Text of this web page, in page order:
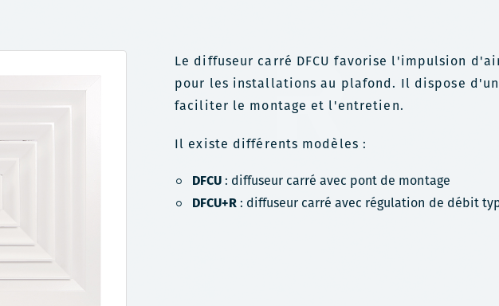
Le diffuseur carré DFCU favorise l'impulsion
pour les installations au plafond. Il dispose
faciliter le montage et l'entretien.
Il existe différents modèles :
DFCU : diffuseur carré avec pont de montage
DFCU+R : diffuseur carré avec régulation de débit